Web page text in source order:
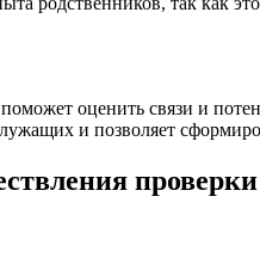
оценить связи и
и позволяет